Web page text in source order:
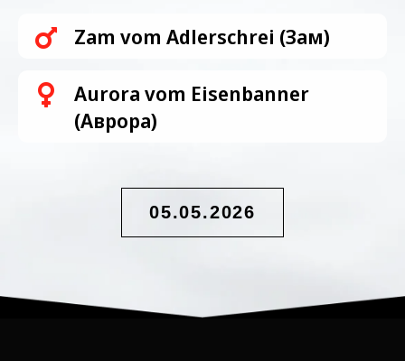
Zam vom Adlerschrei (Зам)
Aurora vom Eisenbanner
(Аврора)
05.05.2026